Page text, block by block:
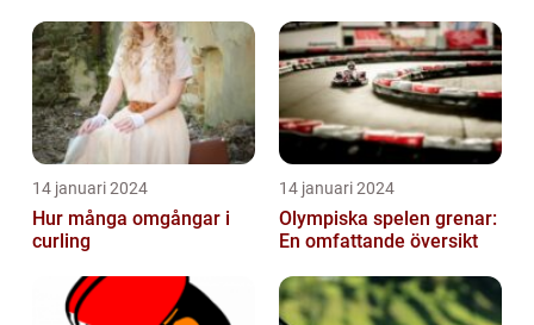
14 januari 2024
Hur många omgångar i
curling
14 januari 2024
Olympiska spelen grenar:
En omfattande översikt